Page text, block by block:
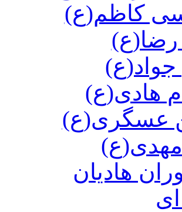
کاظم(ع)
هادی(ع)
عسگری(ع)
هادیان